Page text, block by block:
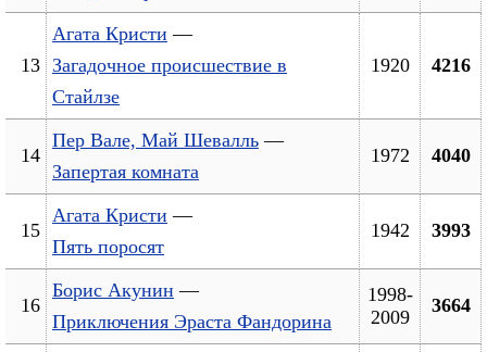
13
Агата Кристи —
Загадочное происшествие в
Стайлзе
1920 4216
14
Пер Вале, Май Шевалль —
Запертая комната
1972 4040
15
Агата Кристи —
Пять поросят
1942 3993
16
Борис Акунин —
Приключения Эраста Фандорина
1998-
2009
3664